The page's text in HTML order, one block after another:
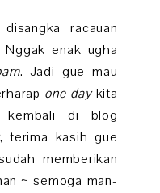
racauan
enak ugha
. Jadi gue mau
one daykita
kembali di blog
, terima kasih gue
memberikan
~ semoga man-